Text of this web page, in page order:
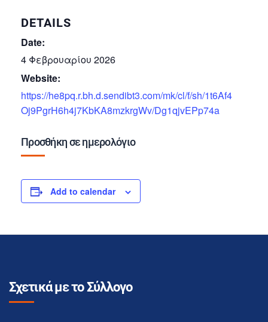
DETAILS
Date:
4 Φεβρουαρίου 2026
Website:
https://he8pq.r.bh.d.sendibt3.com/mk/cl/f/sh/1t6Af4
Oj9PgrH6h4j7KbKA8mzkrgWv/Dg1qjvEPp74a
Προσθήκη σε ημερολόγιο
Add to calendar
Σχετικά με το Σύλλογο